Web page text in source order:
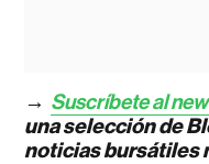
→ Suscríbete al
una selección de
noticias bursátiles